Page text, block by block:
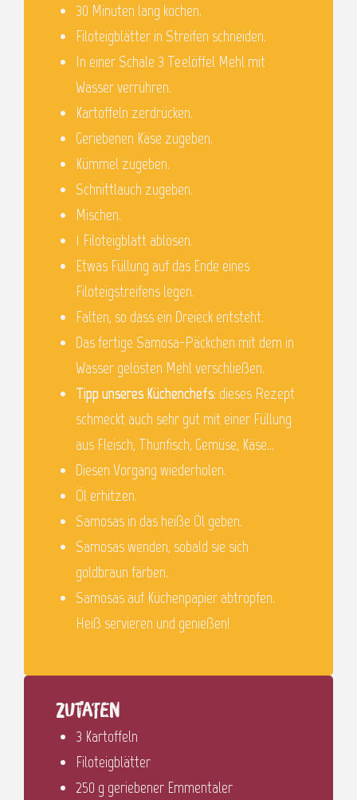
30 Minuten lang kochen.
Filoteigblätter in Streifen schneiden.
In einer Schale 3 Teelöffel Mehl mit
Wasser verrühren.
Kartoffeln zerdrücken.
Geriebenen Käse zugeben.
Kümmel zugeben.
Schnittlauch zugeben.
Mischen.
1 Filoteigblatt ablösen.
Etwas Füllung auf das Ende eines
Filoteigstreifens legen.
Falten, so dass ein Dreieck entsteht.
Das fertige Samosa-Päckchen mit dem in
Wasser gelösten Mehl verschließen.
Tipp unseres Küchenchefs: dieses Rezept
schmeckt auch sehr gut mit einer Füllung
aus Fleisch, Thunfisch, Gemüse, Käse…
Diesen Vorgang wiederholen.
Öl erhitzen.
Samosas in das heiße Öl geben.
Samosas wenden, sobald sie sich
goldbraun färben.
Samosas auf Küchenpapier abtropfen.
Heiß servieren und genießen!
Zutaten
3 Kartoffeln
Filoteigblätter
250 g geriebener Emmentaler